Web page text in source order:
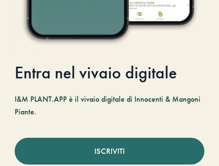
Entra nel vivaio digitale
I&M PLANT.APP è il vivaio digitale di Innocenti & Mangoni
Piante.
ISCRIVITI